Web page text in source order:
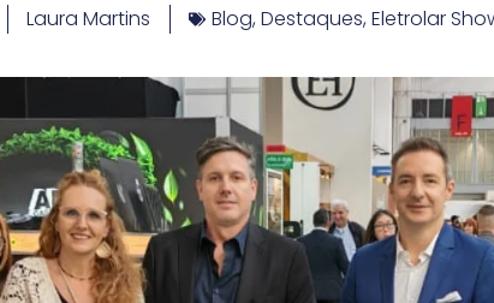
Laura Martins Blog,Destaques,Eletrolar